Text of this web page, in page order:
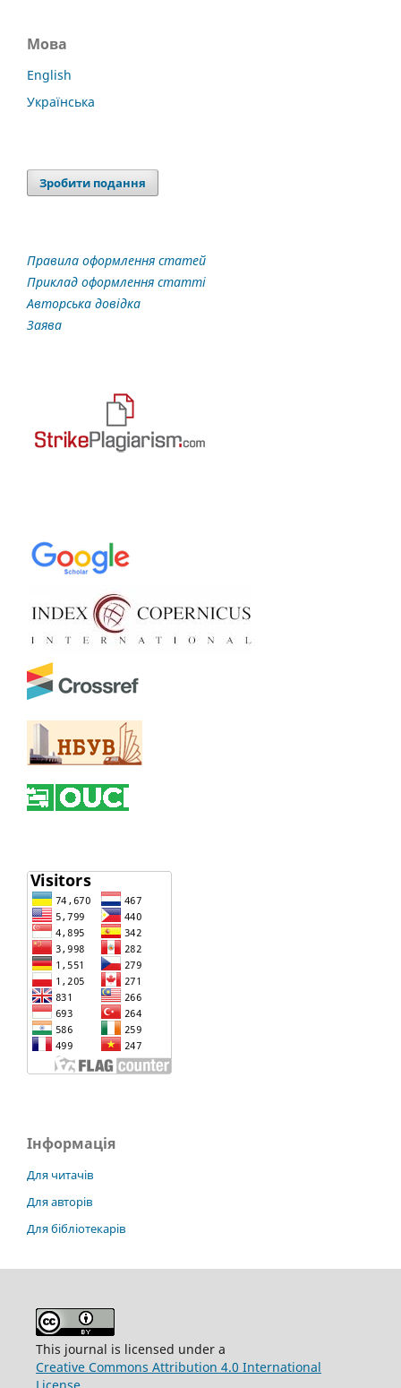
Мова
English
Українська
Зробити подання
Правила оформлення статей
Приклад оформлення статті
Авторська довідка
Заява
Інформація
Для читачів
Для авторів
Для бібліотекарів
This journal is licensed under a
Creative Commons Attribution 4.0 International